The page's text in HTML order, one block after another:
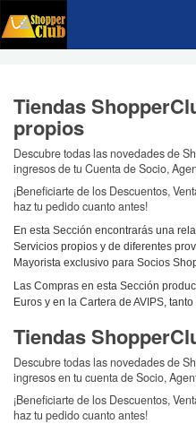
Tiendas
propios
Descubre todas las novedades de
ingresos de tu Cuenta de Socio,
¡Beneficiarte de los Descuentos,
haz tu pedido cuanto antes!
En esta Sección encontrarás una
Servicios propios y de diferentes
Mayorista exclusivo para Socios
Las Compras en esta Sección
Euros y en la Cartera de AVIPS,
Tiendas
Descubre todas las novedades de
ingresos en tu cuenta de Socio,
¡Beneficiarte de los Descuentos,
haz tu pedido cuanto antes!